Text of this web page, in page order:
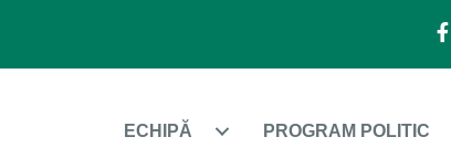
ECHIPĂ PROGRAM POLITIC